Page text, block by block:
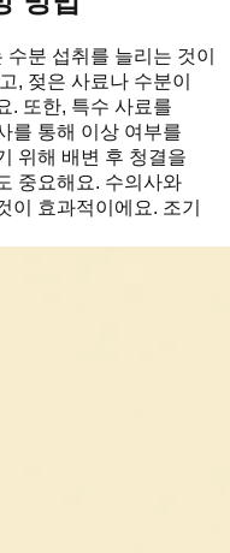
분 섭취를 늘리는 것이
, 젖은 사료나 수분이
. 또한, 특수 사료를
를 통해 이상 여부를
위해 배변 후 청결을
중요해요. 수의사와
이 효과적이에요. 조기